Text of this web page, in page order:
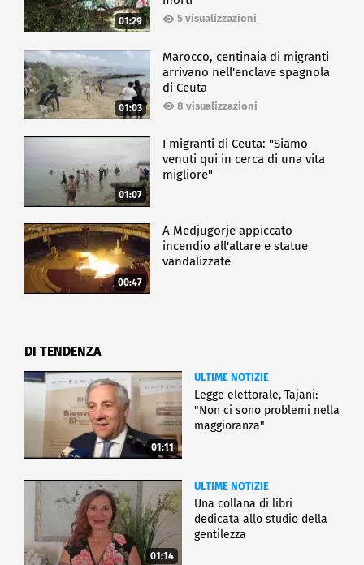
01:29 5 visualizzazioni
01:03
Marocco, centinaia di migranti
arrivano nell'enclave spagnola
di Ceuta
8 visualizzazioni
01:07
I migranti di Ceuta: "Siamo
venuti qui in cerca di una vita
migliore"
00:47
A Medjugorje appiccato
incendio all'altare e statue
vandalizzate
DI TENDENZA
01:11
ULTIME NOTIZIE
Legge elettorale, Tajani:
"Non ci sono problemi nella
maggioranza"
01:14
ULTIME NOTIZIE
Una collana di libri
dedicata allo studio della
gentilezza